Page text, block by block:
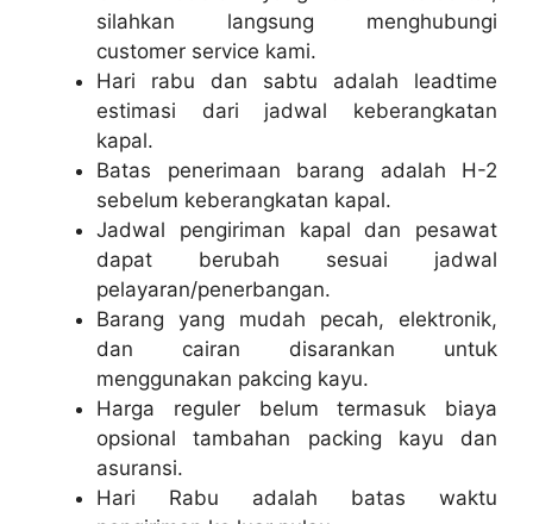
silahkan langsung menghubungi
customer service kami.
Hari rabu dan sabtu adalah leadtime
estimasi dari jadwal keberangkatan
kapal.
Batas penerimaan barang adalah H-2
sebelum keberangkatan kapal.
Jadwal pengiriman kapal dan pesawat
dapat berubah sesuai jadwal
pelayaran/penerbangan.
Barang yang mudah pecah, elektronik,
dan cairan disarankan untuk
menggunakan pakcing kayu.
Harga reguler belum termasuk biaya
opsional tambahan packing kayu dan
asuransi.
Hari Rabu adalah batas waktu